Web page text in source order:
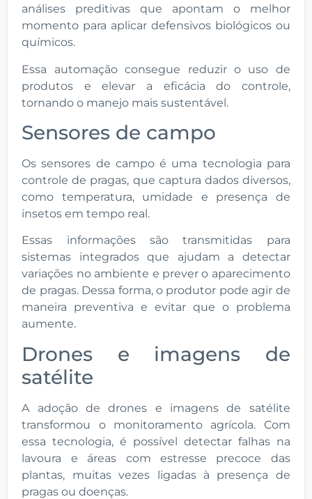
análises preditivas que apontam o melhor
momento para aplicar defensivos biológicos ou
químicos.
Essa automação consegue reduzir o uso de
produtos e elevar a eficácia do controle,
tornando o manejo mais sustentável.
Sensores de campo
Os sensores de campo é uma tecnologia para
controle de pragas, que captura dados diversos,
como temperatura, umidade e presença de
insetos em tempo real.
Essas informações são transmitidas para
sistemas integrados que ajudam a detectar
variações no ambiente e prever o aparecimento
de pragas. Dessa forma, o produtor pode agir de
maneira preventiva e evitar que o problema
aumente.
Drones e imagens de
satélite
A adoção de drones e imagens de satélite
transformou o monitoramento agrícola. Com
essa tecnologia, é possível detectar falhas na
lavoura e áreas com estresse precoce das
plantas, muitas vezes ligadas à presença de
pragas ou doenças.